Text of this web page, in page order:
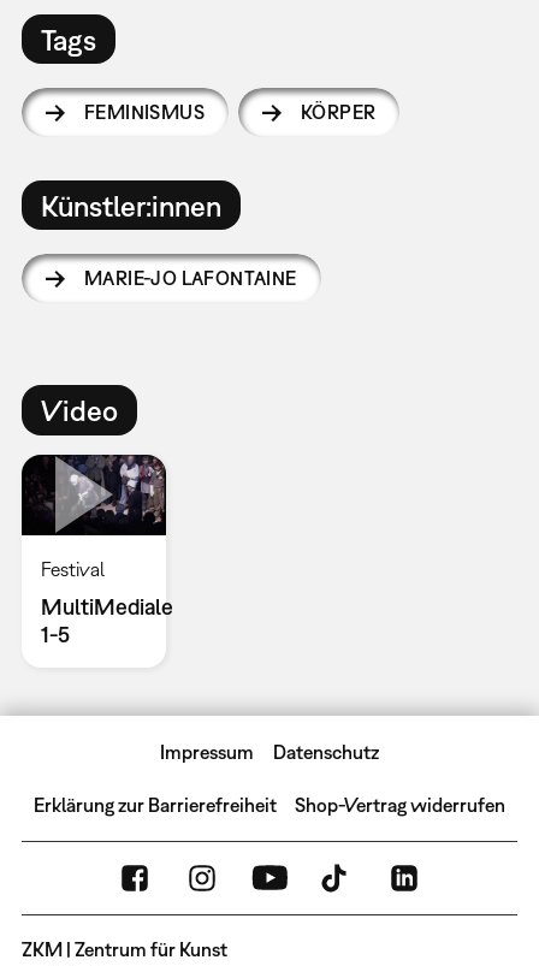
Tags
FEMINISMUS KÖRPER
Künstler:innen
MARIE-JO LAFONTAINE
Video
Festival
MultiMediale
1-5
Impressum Datenschutz
Erklärung zur Barrierefreiheit Shop-Vertrag widerrufen
ZKM | Zentrum für Kunst